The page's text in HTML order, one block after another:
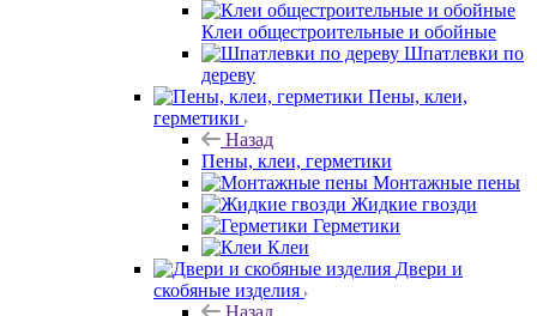
Клеи общестроительные и обойные
Шпатлевки по
дереву
Пены, клеи,
герметики
Назад
Пены, клеи, герметики
Монтажные пены
Жидкие гвозди
Герметики
Клеи
Двери и
скобяные изделия
Назад